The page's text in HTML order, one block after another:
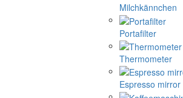
Milchkännchen
Portafilter
Thermometer
Espresso mirror